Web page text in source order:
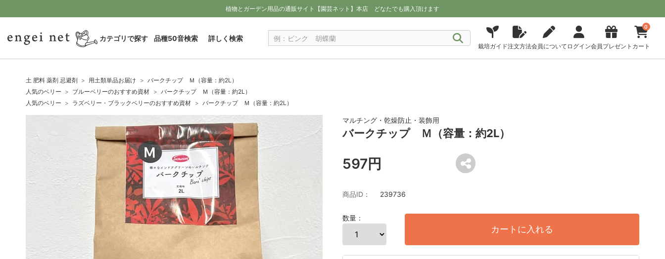
植物とガーデン用品の通販サイト【園芸ネット】本店 どなたでも購入頂けます
カテゴリで探す 品種50音検索 詳しく検索
栽培ガイド注文方法会員について ログイン会員プレゼント
0
カート
土 肥料 薬剤 忌避剤 用土類単品お届け
バークチップ Ｍ（容量：約2L）
人気のベリー
ブルーベリーのおすすめ資材
バークチップ Ｍ（容量：約2L）
人気のベリー
ラズベリー・ブラックベリーのおすすめ資材 バークチップ Ｍ（容量：約2L）
マルチング・乾燥防止・装飾用
バークチップ Ｍ（容量：約2L）
597円
商品ID： 239736
数量：
カートに入れる